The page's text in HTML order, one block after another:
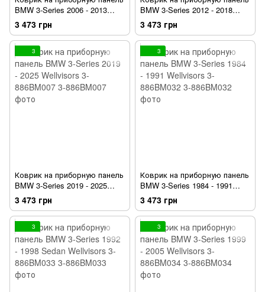
BMW 3-Series 2006 - 2013
Wellvisors 3-886BM004
3 473 грн
BMW 3-Series 2012 - 2018
Wellvisors 3-886BM006
3 473 грн
3
Коврик на приборную панель
BMW 3-Series 2019 - 2025
Wellvisors 3-886BM007
3 473 грн
3
Коврик на приборную панель
BMW 3-Series 1984 - 1991
Wellvisors 3-886BM032
3 473 грн
3 3